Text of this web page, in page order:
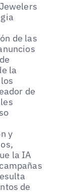
de las
la
de
y
la IA
de